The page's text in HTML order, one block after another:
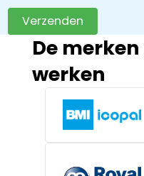
Verzenden
De
werken